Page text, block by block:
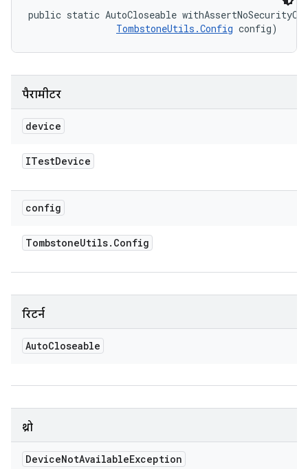
public static AutoCloseable
TombstoneUtils.Config config)
पैरामीटर
device
ITestDevice
config
TombstoneUtils. Config
रिटर्न
AutoCloseable
थ्रो
DeviceNotAvailableException